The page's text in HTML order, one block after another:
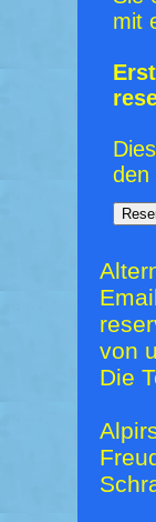
mit
den
von
Die